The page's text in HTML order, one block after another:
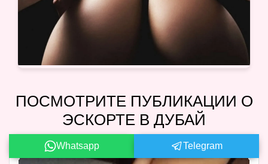
ПОСМОТРИТЕ ПУБЛИКАЦИИ О
ЭСКОРТЕ В ДУБАЙ
Whatsapp Telegram